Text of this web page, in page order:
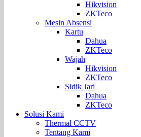
Hikvision
ZKTeco
Mesin Absensi
Kartu
Dahua
ZKTeco
Wajah
Hikvision
ZKTeco
Sidik Jari
Dahua
ZKTeco
Solusi Kami
Thermal CCTV
Tentang Kami